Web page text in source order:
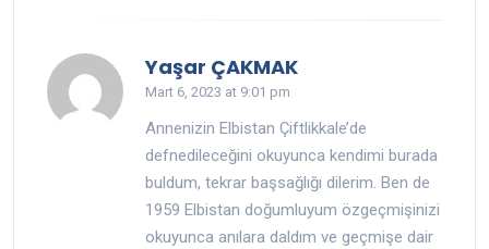
Yaşar ÇAKMAK
Mart 6, 2023 at 9:01 pm
Annenizin Elbistan Çiftlikkale’de
defnedileceğini okuyunca kendimi burada
buldum, tekrar başsağlığı dilerim. Ben de
1959 Elbistan doğumluyum özgeçmişinizi
okuyunca anılara daldım ve geçmişe dair